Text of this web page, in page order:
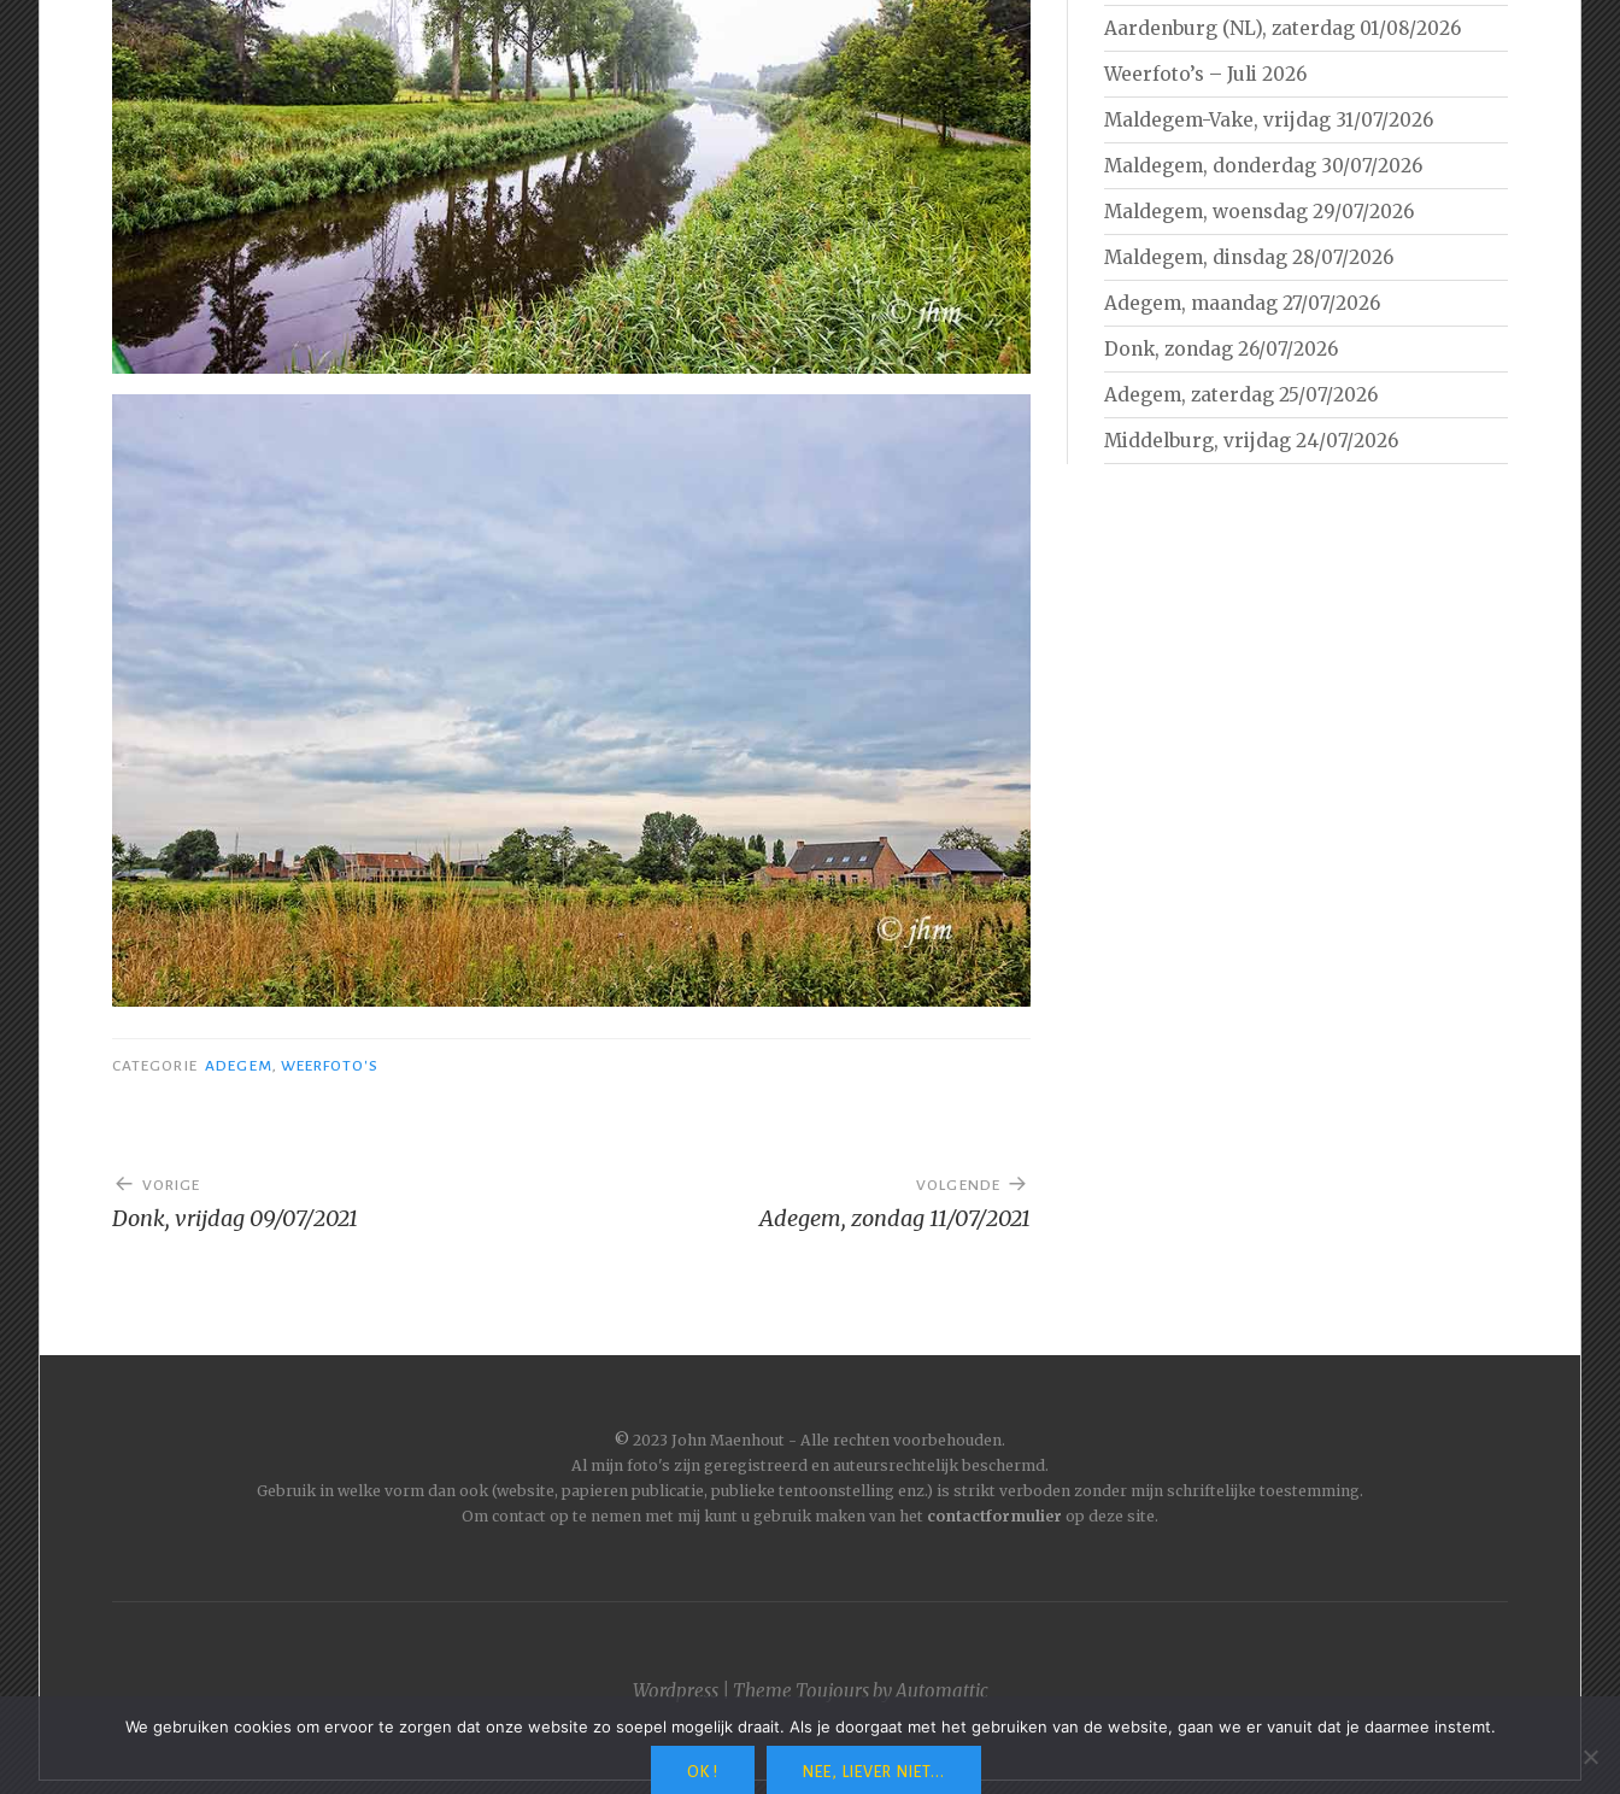
CATEGORIE ADEGEM, WEERFOTO'S
Bericht
navigatie
VORIGE
Donk, vrijdag 09/07/2021
VOLGENDE
Adegem, zondag 11/07/2021
Aardenburg (NL), zaterdag 01/08/2026
Weerfoto’s – Juli 2026
Maldegem-Vake, vrijdag 31/07/2026
Maldegem, donderdag 30/07/2026
Maldegem, woensdag 29/07/2026
Maldegem, dinsdag 28/07/2026
Adegem, maandag 27/07/2026
Donk, zondag 26/07/2026
Adegem, zaterdag 25/07/2026
Middelburg, vrijdag 24/07/2026
© 2023 John Maenhout - Alle rechten voorbehouden.
Al mijn foto's zijn geregistreerd en auteursrechtelijk beschermd.
Gebruik in welke vorm dan ook (website, papieren publicatie, publieke tentoonstelling enz.) is strikt verboden zonder mijn schriftelijke toestemming.
Om contact op te nemen met mij kunt u gebruik maken van het contactformulier op deze site.
Wordpress| Theme ToujoursbyAutomattic
We gebruiken cookies om ervoor te zorgen dat onze website zo soepel mogelijk draait. Als je doorgaat met het gebruiken van de website, gaan we er vanuit dat je daarmee instemt.
OK ! NEE, LIEVER NIET...